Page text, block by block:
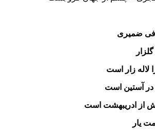
ضمیری
زار است
آستین است
از ادریبهشت است
یار